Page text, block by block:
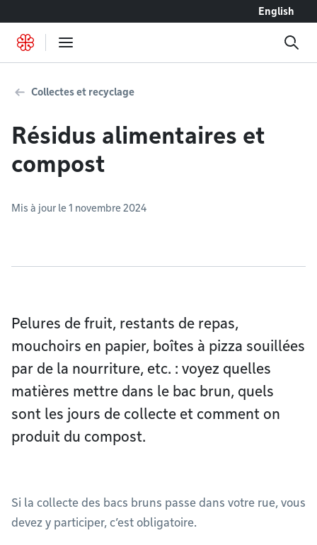
English
Collectes et recyclage
Résidus alimentaires et
compost
Mis à jour le 1 novembre 2024
Pelures de fruit, restants de repas,
mouchoirs en papier, boîtes à pizza souillées
par de la nourriture, etc. : voyez quelles
matières mettre dans le bac brun, quels
sont les jours de collecte et comment on
produit du compost.
Si la collecte des bacs bruns passe dans votre rue, vous
devez y participer, c’est obligatoire.